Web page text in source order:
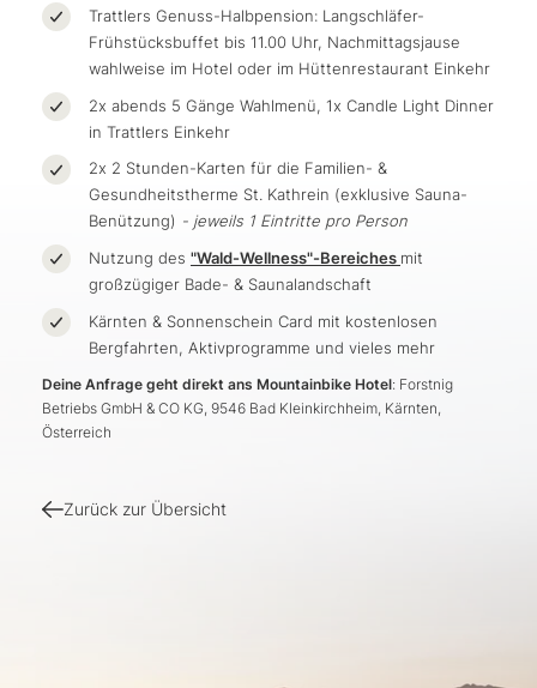
Trattlers Genuss-Halbpension: Langschläfer-
Frühstücksbuffet bis 11.00 Uhr, Nachmittagsjause
wahlweise im Hotel oder im Hüttenrestaurant Einkehr
2x abends 5 Gänge Wahlmenü, 1x Candle Light Dinner
in Trattlers Einkehr
2x 2 Stunden-Karten für die Familien- &
Gesundheitstherme St. Kathrein (exklusive Sauna-
Benützung) - jeweils 1 Eintritte pro Person
Nutzung des "Wald-Wellness"-Bereiches mit
großzügiger Bade- & Saunalandschaft
Kärnten & Sonnenschein Card mit kostenlosen
Bergfahrten, Aktivprogramme und vieles mehr
Deine Anfrage geht direkt ans Mountainbike Hotel: Forstnig
Betriebs GmbH & CO KG, 9546 Bad Kleinkirchheim, Kärnten,
Österreich
Zurück zur Übersicht